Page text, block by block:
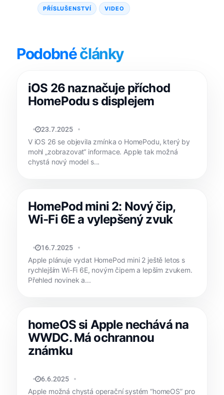
PŘÍSLUŠENSTVÍ VIDEO
Podobnéčlánky
iOS 26 naznačuje příchod
HomePodu s displejem
MATYÁŠ KOZÁK
23.7.2025
V iOS 26 se objevila zmínka o HomePodu, který by
mohl „zobrazovat“ informace. Apple tak možná
chystá nový model s...
HomePod mini 2: Nový čip,
Wi-Fi 6E a vylepšený zvuk
JAN HOLEŠ
16.7.2025
Apple plánuje vydat HomePod mini 2 ještě letos s
rychlejším Wi-Fi 6E, novým čipem a lepším zvukem.
Přehled novinek a...
homeOS si Apple nechává na
WWDC. Má ochrannou
známku
JAN HOLEŠ
6.6.2025
Apple možná chystá operační systém “homeOS” pro